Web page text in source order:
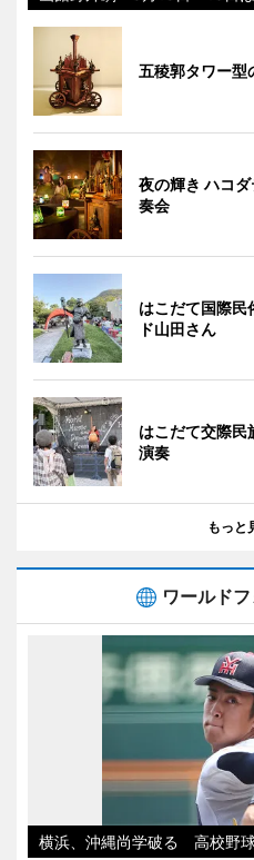
五稜郭タワー型
夜の輝き ハコ
奏会
はこだて国際
ド山田さん
はこだて交際
演奏
もっと
ワールド
横浜、沖縄尚学破る 高校野